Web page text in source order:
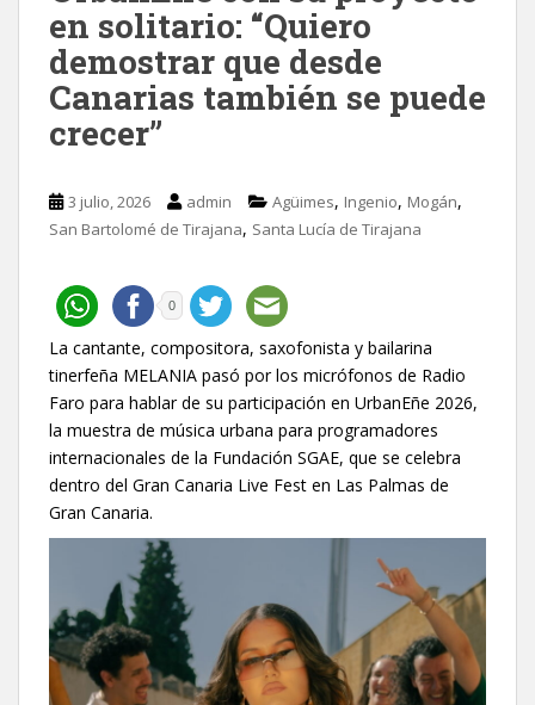
en solitario: “Quiero
demostrar que desde
Canarias también se puede
crecer”
3 julio, 2026 admin Agüimes, Ingenio, Mogán,
San Bartolomé de Tirajana, Santa Lucía de Tirajana
0
La cantante, compositora, saxofonista y bailarina
tinerfeña MELANIA pasó por los micrófonos de Radio
Faro para hablar de su participación en UrbanEñe 2026,
la muestra de música urbana para programadores
internacionales de la Fundación SGAE, que se celebra
dentro del Gran Canaria Live Fest en Las Palmas de
Gran Canaria.